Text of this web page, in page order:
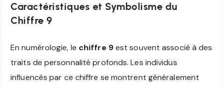
Caractéristiques et Symbolisme du
Chiffre 9
En numérologie, le chiffre 9est souvent associé à des
traits de personnalité profonds. Les individus
influencés par ce chiffre se montrent généralement